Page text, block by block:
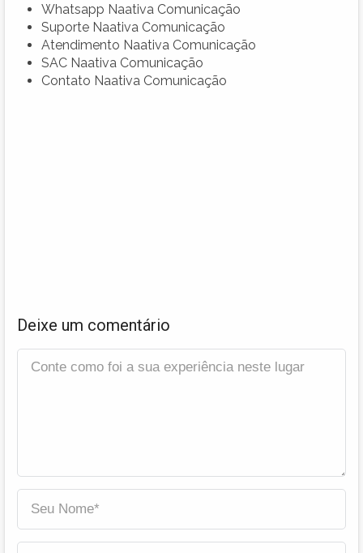
Whatsapp Naativa Comunicação
Suporte Naativa Comunicação
Atendimento Naativa Comunicação
SAC Naativa Comunicação
Contato Naativa Comunicação
Deixe um comentário